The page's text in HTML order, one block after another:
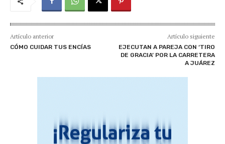
Artículo anterior
CÓMO CUIDAR TUS ENCÍAS
Artículo siguiente
EJECUTAN A PAREJA CON ‘TIRO
DE GRACIA’ POR LA CARRETERA
A JUÁREZ